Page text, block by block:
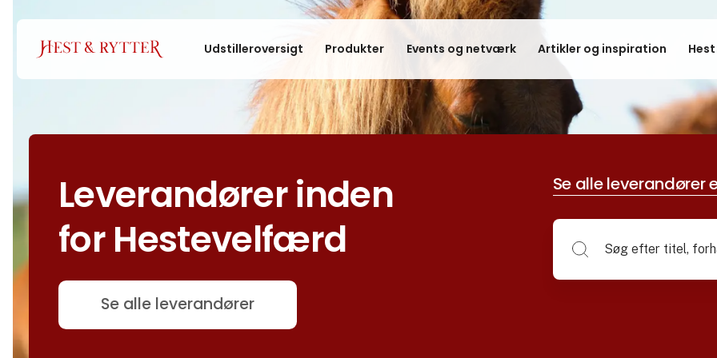
Udstilleroversigt Produkter Events og netværk Artikler og inspiration
Leverandører inden
for Hestevelfærd
Se alle leverandører
Se alle leverandører